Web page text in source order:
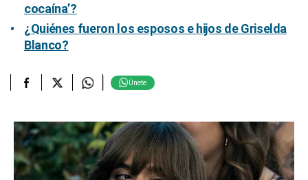
cocaína’?
¿Quiénes fueron los esposos e hijos de Griselda
Blanco?
Únete